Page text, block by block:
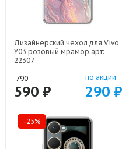
Дизайнерский чехол для Vivo
Y03 розовый мрамор арт:
22307
790
590 ₽
по акции
290 ₽
-25%